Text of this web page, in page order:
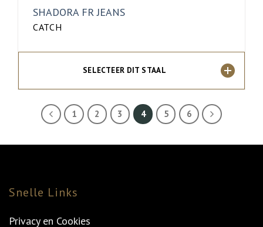
SHADORA FR JEANS
CATCH
SELECTEER DIT STAAL
1 2 3 4 5 6
Snelle Links
Privacy en Cookies